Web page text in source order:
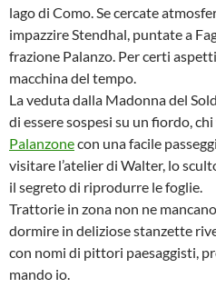
lago di Como. Se cercate
impazzire Stendhal, puntate a
frazione Palanzo. Per certi
macchina del tempo.
La veduta dalla Madonna del
di essere sospesi su un fiordo,
Palanzonecon una facile
visitare l’atelier di Walter, lo
il segreto di riprodurre le foglie.
Trattorie in zona non ne
dormire in deliziose stanzette
con nomi di pittori paesaggisti,
mando io.